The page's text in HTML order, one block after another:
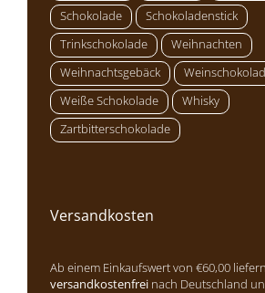
Schokolade
Schokoladenstick
Trinkschokolade
Weihnachten
Weihnachtsgebäck
Weiße Schokolade
Whisky
Zartbitterschokolade
Versandkosten
Ab einem Einkaufswert von €60,00
versandkostenfrei nach Deutschland